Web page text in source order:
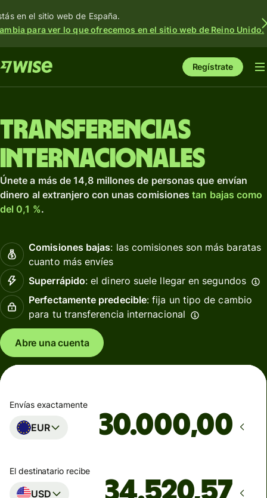
en el sitio web de España.
para ver lo que ofrecemos en el sitio web de Reino Unido.
Regístrate
Transferencias
internacionales
Únete a más de 14,8 millones de personas que envían
dinero al extranjero con unas comisionestan bajas como
del 0,1 %.
Comisiones bajas: las comisiones son más baratas
cuanto más envíes
Superrápido: el dinero suele llegar en segundos
Perfectamente predecible: fija un tipo de cambio
para tu transferencia internacional
Abre una cuenta
Envías exactamente
EUR ,00
El destinatario recibe
USD